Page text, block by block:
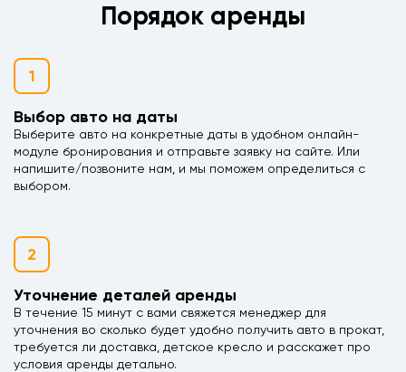
Порядок аренды
1
Выбор авто на даты
Выберите авто на конкретные даты в удобном онлайн-
модуле бронирования и отправьте заявку на сайте. Или
напишите/позвоните нам, и мы поможем определиться с
выбором.
2
Уточнение деталей аренды
В течение 15 минут с вами свяжется менеджер для
уточнения во сколько будет удобно получить авто в прокат,
требуется ли доставка, детское кресло и расскажет про
условия аренды детально.